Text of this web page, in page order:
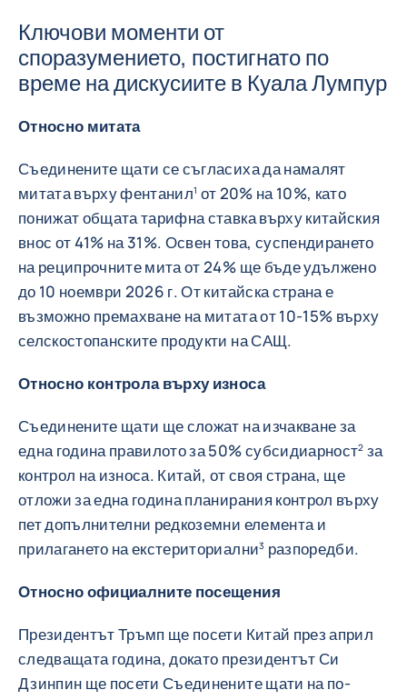
Ключови моменти от
споразумението, постигнато по
време на дискусиите в Куала Лумпур
Относно митата
Съединените щати се съгласиха да намалят
митата върху фентанил1 от 20% на 10%, като
понижат общата тарифна ставка върху китайския
внос от 41% на 31%. Освен това, суспендирането
на реципрочните мита от 24% ще бъде удължено
до 10 ноември 2026 г. От китайска страна е
възможно премахване на митата от 10-15% върху
селскостопанските продукти на САЩ.
Относно контрола върху износа
Съединените щати ще сложат на изчакване за
една година правилото за 50% субсидиарност2 за
контрол на износа. Китай, от своя страна, ще
отложи за една година планирания контрол върху
пет допълнителни редкоземни елемента и
прилагането на екстериториални3 разпоредби.
Относно официалните посещения
Президентът Тръмп ще посети Китай през април
следващата година, докато президентът Си
Дзинпин ще посети Съединените щати на по-